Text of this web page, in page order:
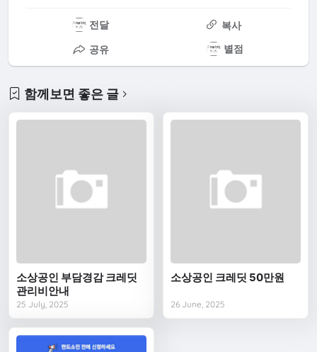
전달
복사
공유
별점
함께보면 좋은 글
소상공인 부담경감 크레딧
관리비안내
25 July, 2025
소상공인 크레딧 50만원
26 June, 2025